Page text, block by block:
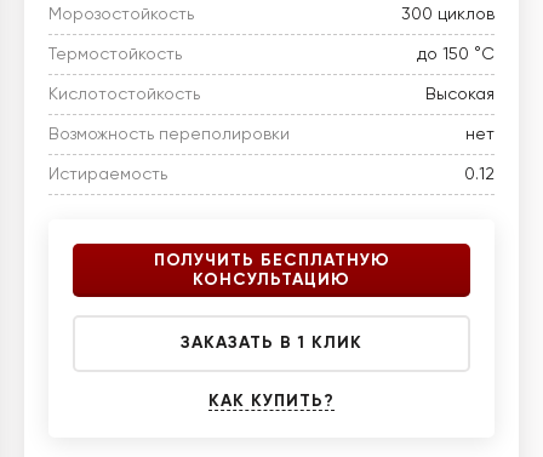
Морозостойкость 300 циклов
Термостойкость до 150 °C
Кислотостойкость Высокая
Возможность переполировки нет
Истираемость 0.12
ПОЛУЧИТЬ БЕСПЛАТНУЮ
КОНСУЛЬТАЦИЮ
ЗАКАЗАТЬ В 1 КЛИК
КАК КУПИТЬ?